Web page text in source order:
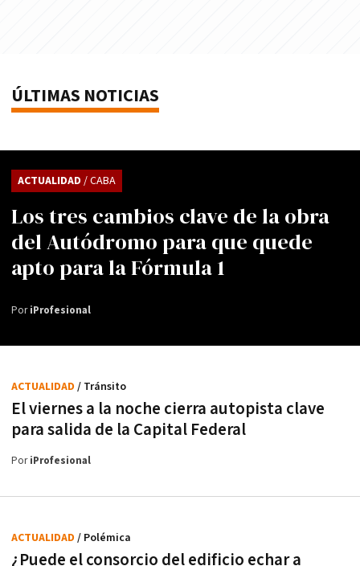
ÚLTIMAS NOTICIAS
Los tres cambios clave de la obra
del Autódromo para que quede
apto para la Fórmula 1
ACTUALIDAD / CABA
PoriProfesional
El viernes a la noche cierra autopista clave
para salida de la Capital Federal
ACTUALIDAD / Tránsito
PoriProfesional
¿Puede el consorcio del edificio echar a
ACTUALIDAD / Polémica